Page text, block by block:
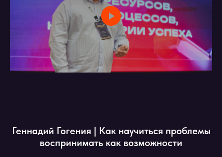
Геннадий Гогения | Как научиться проблемы
воспринимать как возможности